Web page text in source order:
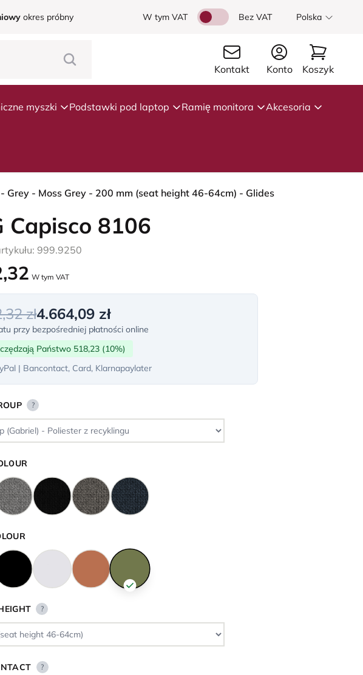
okres próbny W tym VAT Bez VAT Polska
Kontakt Konto Koszyk
myszki Podstawki pod laptop Ramię monitora Akcesoria
- Moss Grey - 200 mm (seat height 46-64cm) - Glides
Capisco 8106
999.9250
W tym VAT
zł4.664,09 zł
przy bezpośredniej płatności online
Państwo 518,23 (10%)
| Bancontact, Card, Klarnapaylater
?
?
?